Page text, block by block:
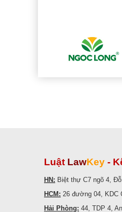
Luật LawKey -
HN: Biệt thự C7 ngõ 4,
HCM: 26 đường 04, KDC
Hải Phòng: 44, TDP 4,